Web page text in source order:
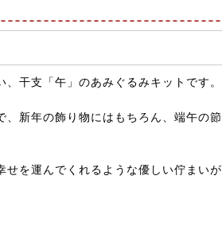
干支「午」のあみぐるみキットです。
新年の飾り物にはもちろん、端午の節
を運んでくれるような優しい佇まいが